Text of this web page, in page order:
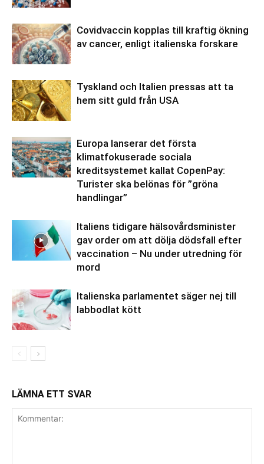
Covidvaccin kopplas till kraftig ökning
av cancer, enligt italienska forskare
Tyskland och Italien pressas att ta
hem sitt guld från USA
Europa lanserar det första
klimatfokuserade sociala
kreditsystemet kallat CopenPay:
Turister ska belönas för ”gröna
handlingar”
Italiens tidigare hälsovårdsminister
gav order om att dölja dödsfall efter
vaccination – Nu under utredning för
mord
Italienska parlamentet säger nej till
labbodlat kött
LÄMNA ETT SVAR